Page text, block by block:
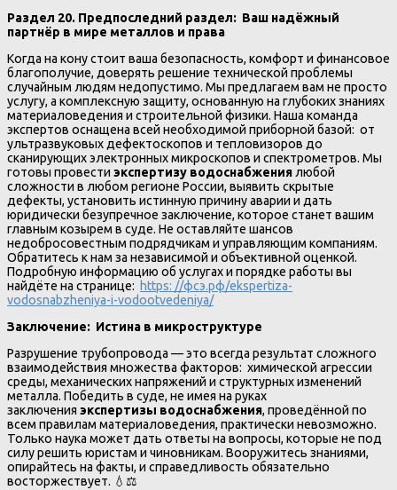
Раздел 20. Предпоследний раздел: Ваш надёжный
партнёр в мире металлов и права
Когда на кону стоит ваша безопасность, комфорт и финансовое
благополучие, доверять решение технической проблемы
случайным людям недопустимо. Мы предлагаем вам не просто
услугу, а комплексную защиту, основанную на глубоких знаниях
материаловедения и строительной физики. Наша команда
экспертов оснащена всей необходимой приборной базой: от
ультразвуковых дефектоскопов и тепловизоров до
сканирующих электронных микроскопов и спектрометров. Мы
готовы провести экспертизу водоснабжениялюбой
сложности в любом регионе России, выявить скрытые
дефекты, установить истинную причину аварии и дать
юридически безупречное заключение, которое станет вашим
главным козырем в суде. Не оставляйте шансов
недобросовестным подрядчикам и управляющим компаниям.
Обратитесь к нам за независимой и объективной оценкой.
Подробную информацию об услугах и порядке работы вы
найдёте на странице: https: //фсэ.рф/ekspertiza-
vodosnabzheniya-i-vodootvedeniya/
Заключение: Истина в микроструктуре
Разрушение трубопровода — это всегда результат сложного
взаимодействия множества факторов: химической агрессии
среды, механических напряжений и структурных изменений
металла. Победить в суде, не имея на руках
заключения экспертизы водоснабжения, проведённой по
всем правилам материаловедения, практически невозможно.
Только наука может дать ответы на вопросы, которые не под
силу решить юристам и чиновникам. Вооружитесь знаниями,
опирайтесь на факты, и справедливость обязательно
восторжествует. 💧⚖️